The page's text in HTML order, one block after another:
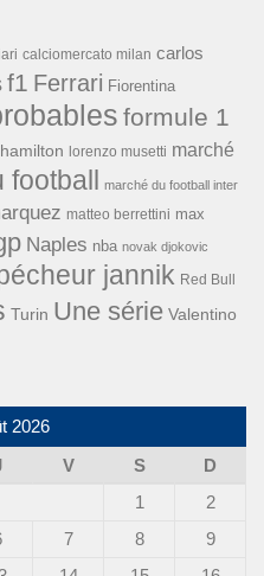
calciomercato milan carlos
f1 Ferrari Fiorentina
formule 1
lorenzo musetti marché
marché du football inter
matteo berrettini max
Naples nba novak djokovic
jannik Red Bull
Turin Une série Valentino
2026
V S
D
1
2
7 8
9